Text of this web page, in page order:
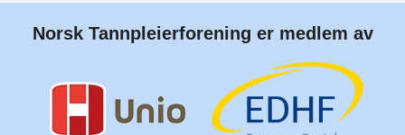
Norsk Tannpleierforening er medlem av